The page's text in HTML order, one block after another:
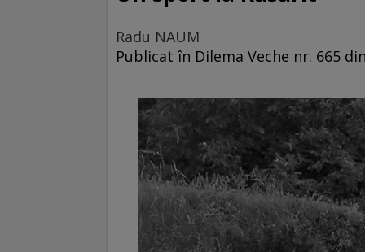
Radu NAUM
Publicat în Dilema Veche nr. 665